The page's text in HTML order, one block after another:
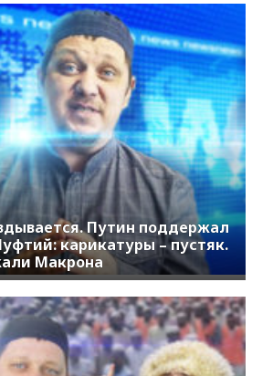
Путин поддержал
карикатуры – пустяк.
Макрона